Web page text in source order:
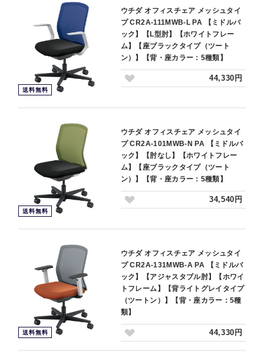
送料無料
ウチダ オフィスチェア メッシュタイ
プ CR2A-111MWB-L PA 【ミドルバ
ック】【L型肘】【ホワイトフレー
ム】【座ブラックタイプ（ツート
ン）】【背・座カラー：5種類】
44,330円
送料無料
ウチダ オフィスチェア メッシュタイ
プ CR2A-101MWB-N PA 【ミドルバ
ック】【肘なし】【ホワイトフレー
ム】【座ブラックタイプ（ツート
ン）】【背・座カラー：5種類】
34,540円
送料無料
ウチダ オフィスチェア メッシュタイ
プ CR2A-131MWB-A PA 【ミドルバ
ック】【アジャスタブル肘】【ホワイ
トフレーム】【背ライトグレイタイプ
（ツートン）】【背・座カラー：5種
類】
44,330円